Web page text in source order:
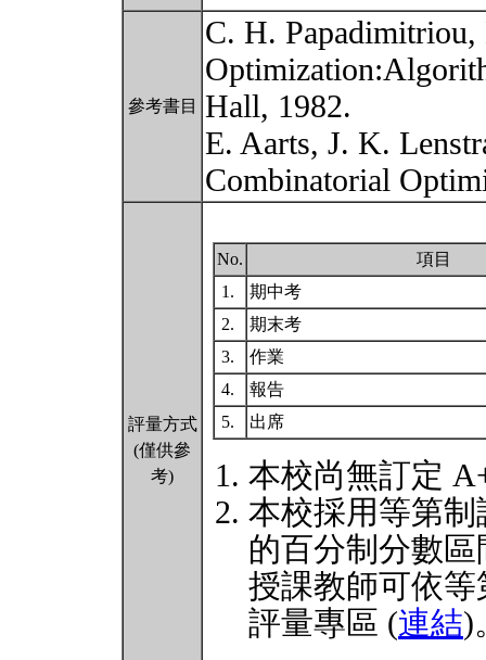
參考書目
C. H.
Hall, 1982.
E. Aarts, J. K.
Combinatorial
評量方式
(僅供參
考)
No.
項目
1.
期中考
2.
期末考
3.
作業
4.
報告
5.
出席
本校尚無訂定
本校採用等第
的百分制分數
授課教師可依
評量專區 (連結)